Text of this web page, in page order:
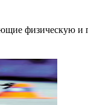
физическую и